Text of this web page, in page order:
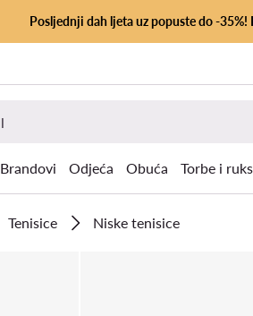
Posljednji dah ljeta uz popuste do -
Brandovi Odjeća Obuća Torbe i
Tenisice Niske tenisice